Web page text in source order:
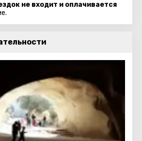
не входит и оплачивается